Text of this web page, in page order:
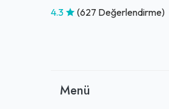
4.3 (627 Değerlendirme)
Menü